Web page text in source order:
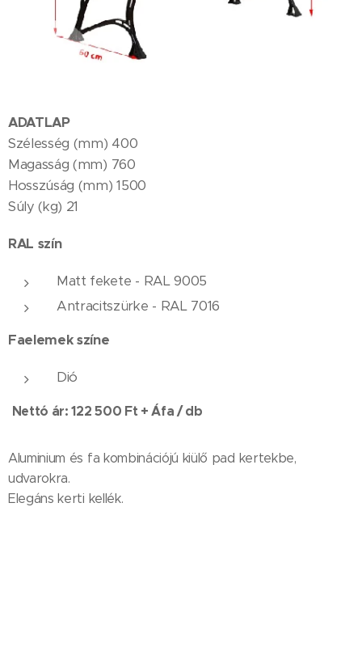
ADATLAP
Szélesség (mm) 400
Magasság (mm) 760
Hosszúság (mm) 1500
Súly (kg) 21
RAL szín
Matt fekete - RAL 9005
Antracitszürke - RAL 7016
Faelemek színe
Dió
Nettó ár: 122 500 Ft + Áfa / db
Aluminium és fa kombinációjú kiülő pad kertekbe,
udvarokra.
Elegáns kerti kellék.